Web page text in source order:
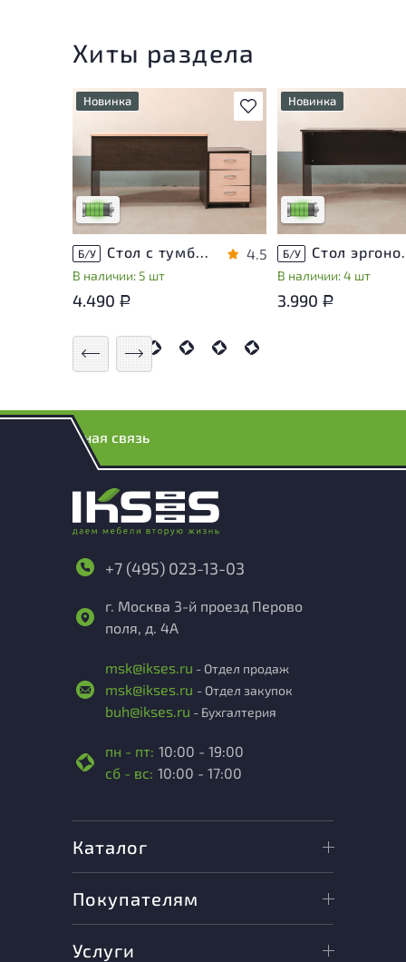
Хиты раздела
В избранное
Новинка
незначительные следы
эксплуатации, не влияющие
использования
Низкая степень износа
Б/У Стол с тумбой ЛДСП Венге
В наличии: 5 шт
4.5
4.490 Р
Новинка
У товара
незначительные
эксплуатации, не
на удобство его
использования
Низкая степень
Б/У Стол
В наличии: 4 шт
3.990 Р
Обратная связь
+7 (495) 023-13-03
г. Москва 3-й проезд Перово
поля, д. 4А
msk@ikses.ru - Отдел продаж
msk@ikses.ru - Отдел закупок
buh@ikses.ru - Бухгалтерия
пн - пт: 10:00 - 19:00
сб - вс: 10:00 - 17:00
Каталог
Покупателям
Услуги